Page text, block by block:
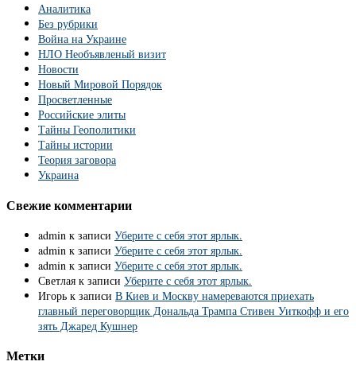
Аналитика
Без рубрики
Война на Украине
НЛО Необъявленый визит
Новости
Новый Мировой Порядок
Просветленные
Российские элиты
Тайны Геополитики
Тайны истории
Теория заговора
Украина
Свежие комментарии
admin к записи Уберите с себя этот ярлык.
admin к записи Уберите с себя этот ярлык.
admin к записи Уберите с себя этот ярлык.
Светлая к записи Уберите с себя этот ярлык.
Игорь к записи В Киев и Москву намереваются приехать
главный переговорщик Дональда Трампа Стивен Уиткофф и его
зять Джаред Кушнер
Метки